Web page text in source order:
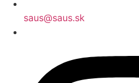
saus@saus.sk